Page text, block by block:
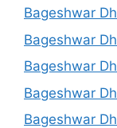
Bageshwar
Bageshwar
Bageshwar
Bageshwar
Bageshwar